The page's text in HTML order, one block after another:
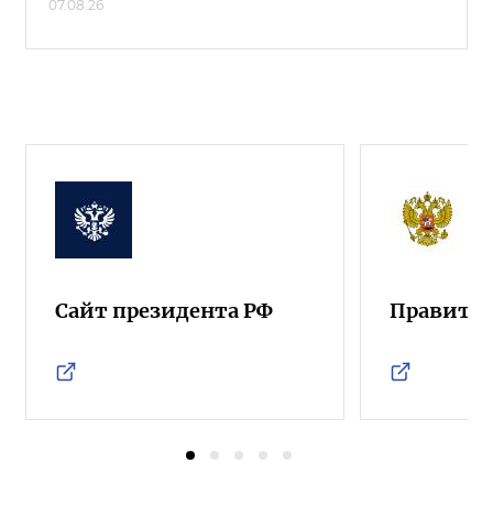
07.08.26
Сайт президента РФ